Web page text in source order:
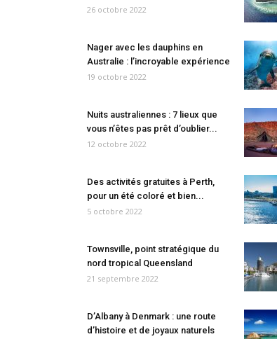
26 octobre 2022
Nager avec les dauphins en
Australie : l’incroyable expérience
19 octobre 2022
Nuits australiennes : 7 lieux que
vous n’êtes pas prêt d’oublier...
12 octobre 2022
Des activités gratuites à Perth,
pour un été coloré et bien...
5 octobre 2022
Townsville, point stratégique du
nord tropical Queensland
21 septembre 2022
D’Albany à Denmark : une route
d’histoire et de joyaux naturels